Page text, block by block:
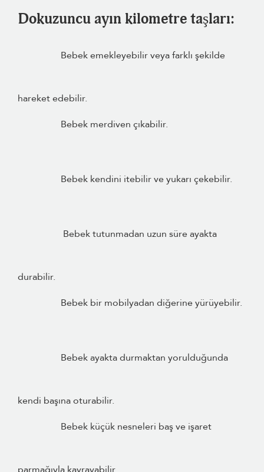
Dokuzuncu ayın kilometre taşları:
Bebek emekleyebilir veya farklı şekilde
hareket edebilir.
Bebek merdiven çıkabilir.
Bebek kendini itebilir ve yukarı çekebilir.
Bebek tutunmadan uzun süre ayakta
durabilir.
Bebek bir mobilyadan diğerine yürüyebilir.
Bebek ayakta durmaktan yorulduğunda
kendi başına oturabilir.
Bebek küçük nesneleri baş ve işaret